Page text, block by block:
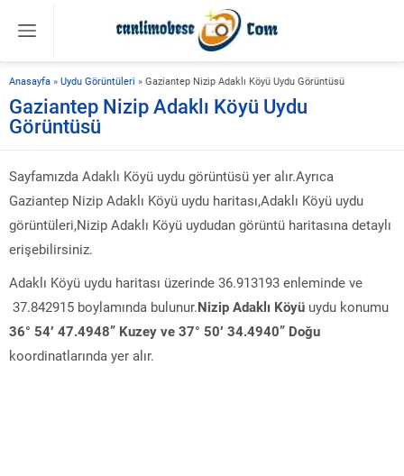
Anasayfa » Uydu Görüntüleri » Gaziantep Nizip Adaklı Köyü Uydu Görüntüsü
Gaziantep Nizip Adaklı Köyü Uydu
Görüntüsü
Sayfamızda Adaklı Köyü uydu görüntüsü yer alır.Ayrıca
Gaziantep Nizip Adaklı Köyü uydu haritası,Adaklı Köyü uydu
görüntüleri,Nizip Adaklı Köyü uydudan görüntü haritasına detaylı
erişebilirsiniz.
Adaklı Köyü uydu haritası üzerinde 36.913193 enleminde ve
37.842915 boylamında bulunur.Nizip Adaklı Köyü uydu konumu
36° 54′ 47.4948” Kuzey ve 37° 50′ 34.4940” Doğu
koordinatlarında yer alır.